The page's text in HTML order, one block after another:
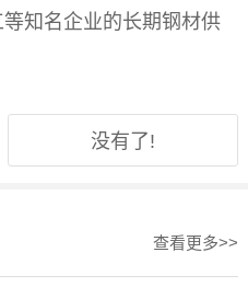
知名企业的长期钢材供
没有了!
查看更多>>